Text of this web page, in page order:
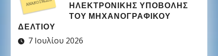
ΗΛΕΚΤΡΟΝΙΚΉΣ ΥΠΟΒΟΛΉΣ
ΤΟΥ ΜΗΧΑΝΟΓΡΑΦΙΚΟΎ
ΔΕΛΤΊΟΥ
7 Ιουλίου 2026